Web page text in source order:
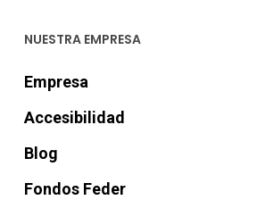
NUESTRA EMPRESA
Empresa
Accesibilidad
Blog
Fondos Feder